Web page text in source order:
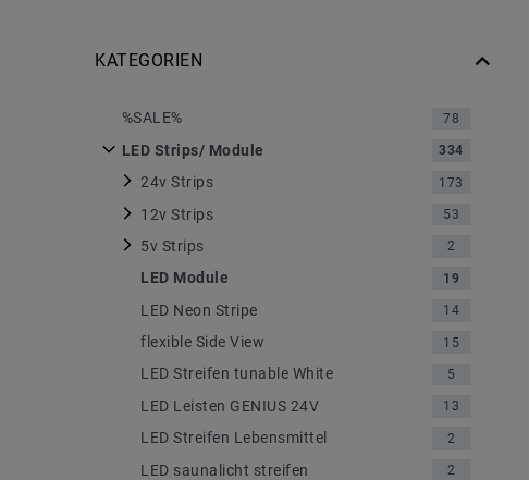
KATEGORIEN
%SALE% 78
LED Strips/ Module 334
24v Strips 173
12v Strips 53
5v Strips 2
LED Module 19
LED Neon Stripe 14
flexible Side View 15
LED Streifen tunable White 5
LED Leisten GENIUS 24V 13
LED Streifen Lebensmittel 2
LED saunalicht streifen 2